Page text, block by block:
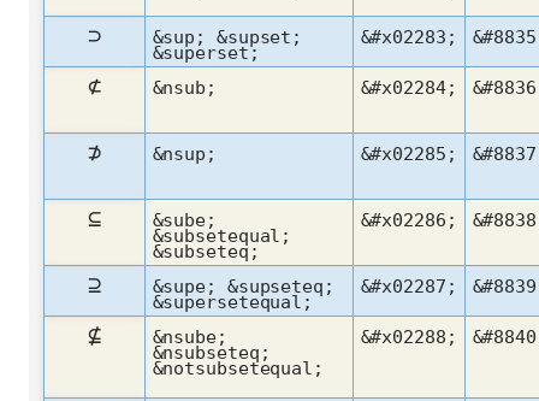
⊃ &sup; &supset;
&superset;
&#x02283;
⊄ &nsub; &#x02284;
⊅ &nsup; &#x02285;
⊆ &sube;
&subsetequal;
&subseteq;
&#x02286;
⊇ &supe; &supseteq;
&supersetequal;
&#x02287;
⊈ &nsube;
&nsubseteq;
&notsubsetequal;
&#x02288;